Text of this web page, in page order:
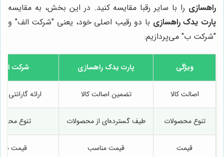
راهسازی را با سایر رقبا مقایسه کنید. در این بخش، به مقایسه
پارت یدک راهسازی با دو رقیب اصلی خود، یعنی "شرکت الف" و
"شرکت ب" می‌پردازیم:
ویژگی پارت یدک راهسازی شرکت
اصالت کالا تضمین اصالت کالا ارائه گارانتی
تنوع محصولات طیف گسترده‌ای از محصولات تنوع
قیمت قیمت مناسب قیمت بالا